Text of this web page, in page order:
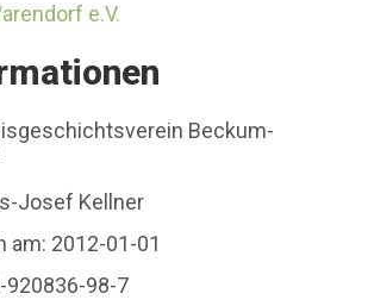
e.V.
Beckum-
Josef Kellner
am: 2012-01-01
920836-98-7